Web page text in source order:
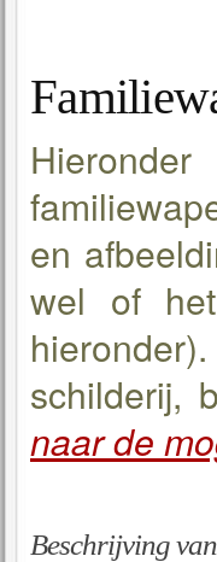
en
wel of
schilderij,
naar de
Beschrijving